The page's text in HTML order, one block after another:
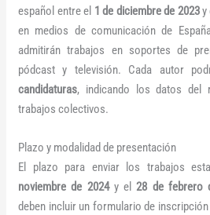
español entre el 1 de diciembre de 2023y
en medios de comunicación de
admitirán trabajos en soportes de
pódcast y televisión. Cada autor
candidaturas, indicando los datos del
trabajos colectivos.
Plazo y modalidad de presentación
El plazo para enviar los trabajos
noviembre de 2024y el28 de febrero
deben incluir un formulario de